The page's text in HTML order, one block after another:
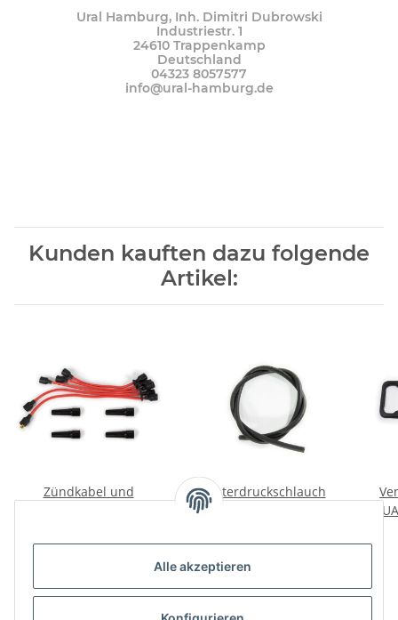
Alle akzeptieren
Ural Hamburg, Inh. Dimitri Dubrowski
Industriestr. 1
24610 Trappenkamp
Deutschland
04323 8057577
info@ural-hamburg.de
Kunden kauften dazu folgende
Artikel:
Zündkabel und
Unterdruckschlauch
UAZ, GAZ, Wolga. Sehr